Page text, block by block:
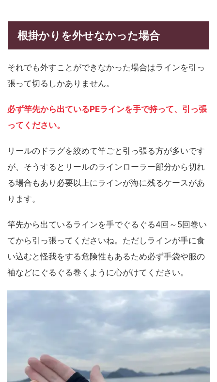
根掛かりを外せなかった場合
それでも外すことができなかった場合はラインを引っ
張って切るしかありません。
必ず竿先から出ているPEラインを手で持って、引っ張
ってください。
リールのドラグを絞めて竿ごと引っ張る方が多いです
が、そうするとリールのラインローラー部分から切れ
る場合もあり必要以上にラインが海に残るケースがあ
ります。
竿先から出ているラインを手でぐるぐる4回～5回巻い
てから引っ張ってくださいね。ただしラインが手に食
い込むと怪我をする危険性もあるため必ず手袋や服の
袖などにぐるぐる巻くように心がけてください。